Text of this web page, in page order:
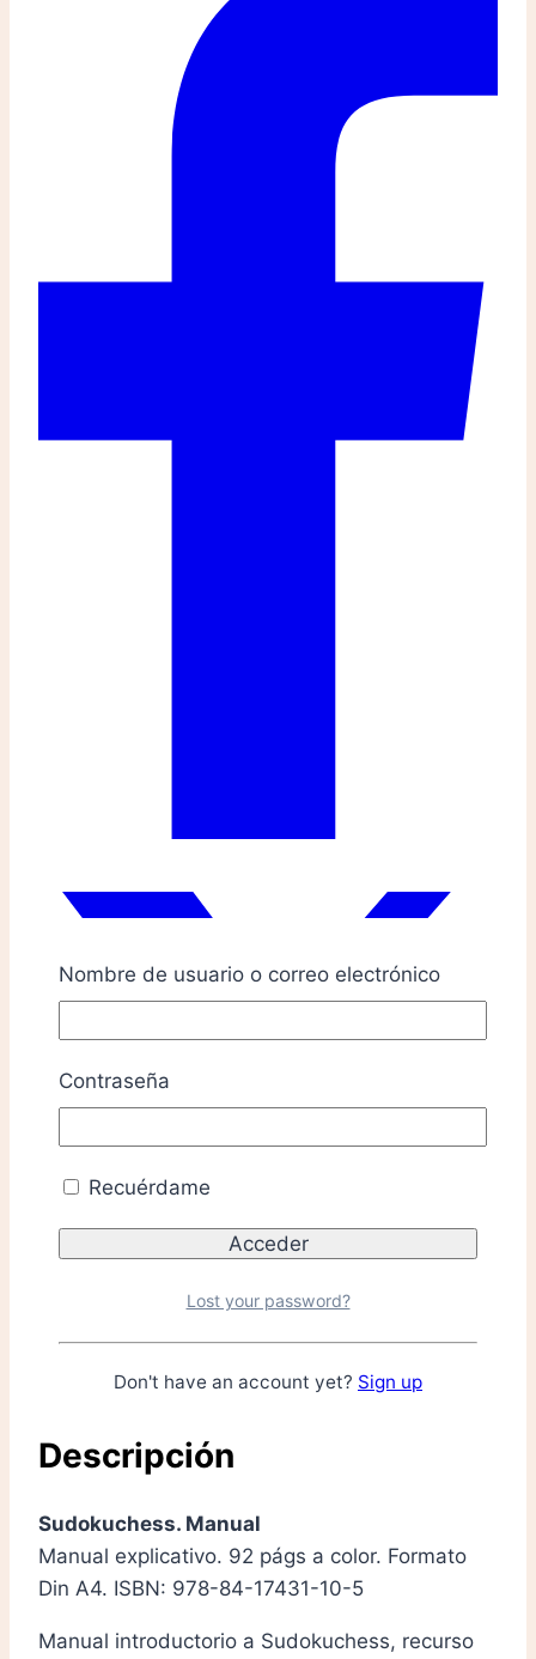
Ficha Técnica
Descripción
Sudokuchess. Manual
Manual explicativo. 92 págs a color. Formato
Din A4. ISBN: 978-84-17431-10-5
Manual introductorio a Sudokuchess, recurso
Nombre de usuario o correo electrónico
Contraseña
Recuérdame
Lost your password?
Don't have an account yet? Sign up